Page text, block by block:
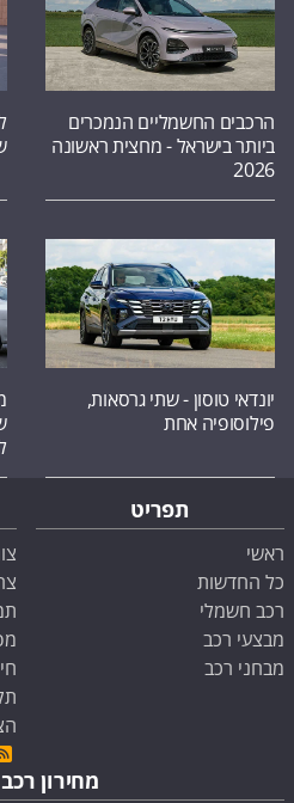
הרכבים החשמליים הנמכרים
ביותר בישראל - מחצית ראשונה
2026
יונדאי טוסון - שתי גרסאות,
פילוסופיה אחת
תפריט
ראשי
כל החדשות
רכב חשמלי
מבצעי רכב
מבחני רכב
מחירון